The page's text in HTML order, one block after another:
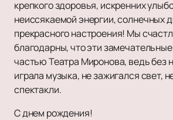
крепкого здоровья, искренних
неиссякаемой энергии, солнечных
прекрасного настроения! Мы
благодарны, что эти
частью Театра Миронова, ведь без
играла музыка, не зажигался свет,
спектакли.
С днем рождения!